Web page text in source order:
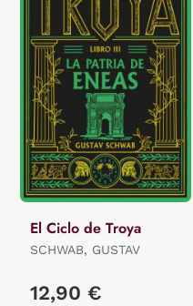
El Ciclo de Troya
SCHWAB, GUSTAV
12,90 €